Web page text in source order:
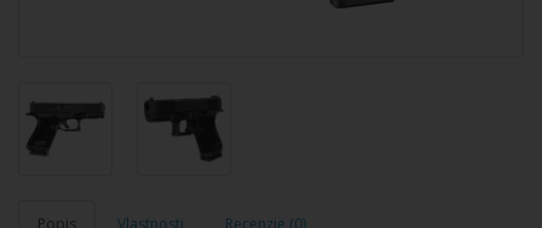
Popis Vlastnosti Recenzie (0)